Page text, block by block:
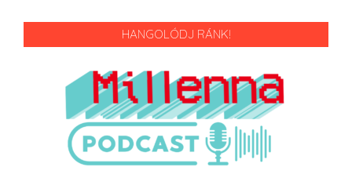
HANGOLÓDJ RÁNK!